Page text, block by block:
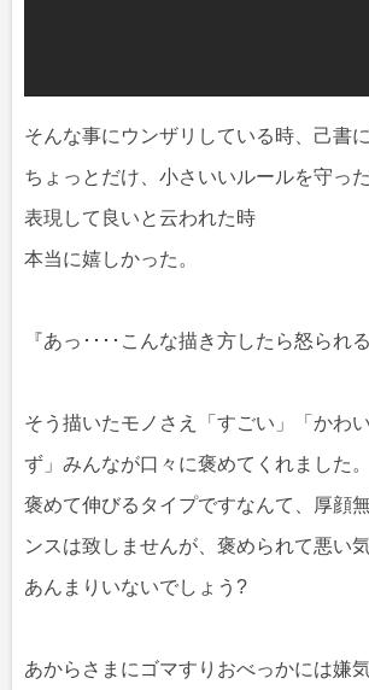
そんな事にウンザリしている時、己書
ちょっとだけ、小さいいルールを守っ
表現して良いと云われた時
本当に嬉しかった。
『あっ････こんな描き方したら怒られる
そう描いたモノさえ「すごい」「かわ
ず」みんなが口々に褒めてくれました。
褒めて伸びるタイプですなんて、厚顔
ンスは致しませんが、褒められて悪い
あんまりいないでしょう?
あからさまにゴマすりおべっかには嫌